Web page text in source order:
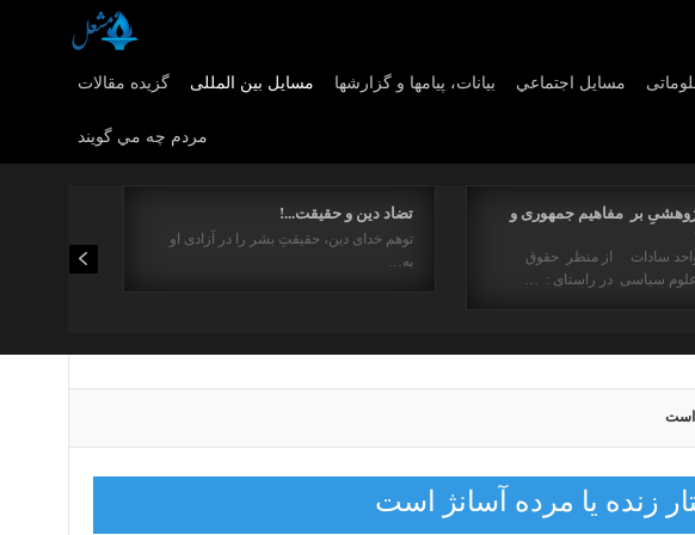
گزیده مقالات مسایل بین المللی بیانات، پیامها و گزارشها مسايل اجتماعي
مردم چه مي گويند
تضاد دین و حقیقت...!
توهم خدای دین، حقیقتِ بشر را در آزادی او
به…
بر مفاهیم جمهوری و
سادات از منظر حقوق
سیاسی در راستای : …
است
زنده یا مرده آسانژ است